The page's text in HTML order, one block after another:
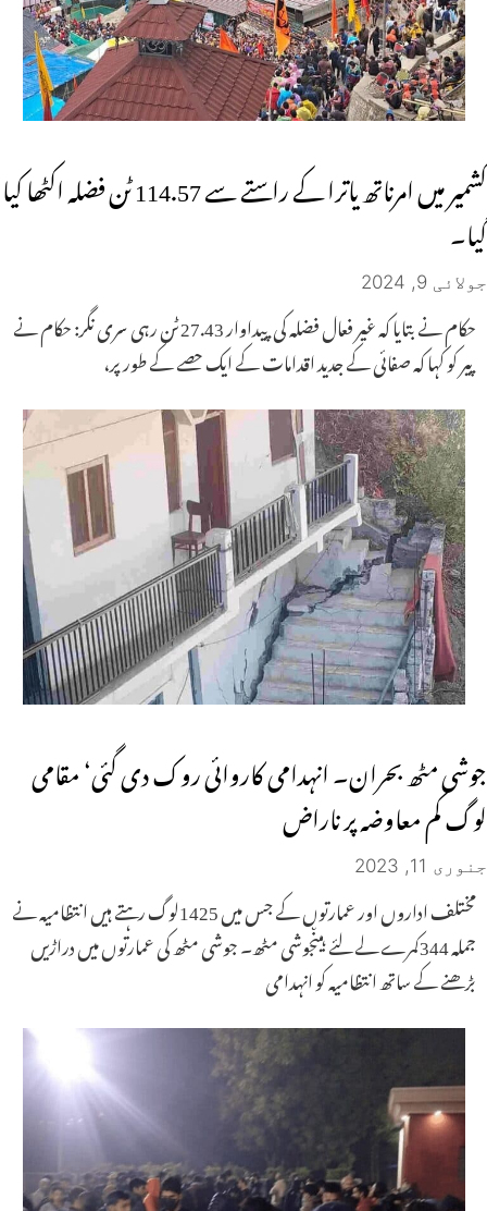
کشمیر میں امرناتھ یاترا کے راستے سے 114.57 ٹن فضلہ اکٹھا کیا
گیا۔
جولائی 9, 2024
حکام نے بتایا کہ غیر فعال فضلہ کی پیداوار 27.43 ٹن رہی سری نگر: حکام نے
پیر کو کہا کہ صفائی کے جدید اقدامات کے ایک حصے کے طور پر،
جوشی مٹھ بحران۔ انہدامی کاروائی روک دی گئی‘ مقامی
لوگ کم معاوضہ پر ناراض
جنوری 11, 2023
مختلف اداروں اور عمارتوں کے جس میں 1425لوگ رہتے ہیں انتظامیہ نے
جملہ 344کمرے لے لئے ہیںجوشی مٹھ۔ جوشی مٹھ کی عمارتوں میں دراڑیں
بڑھنے کے ساتھ انتظامیہ کو انہدامی